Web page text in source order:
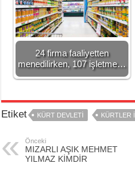
24 firma faaliyetten
menedilirken, 107 işletme…
Etiket KÜRT DEVLETI KÜRTLER
Önceki
MIZARLI AŞIK MEHMET
YILMAZ KİMDİR